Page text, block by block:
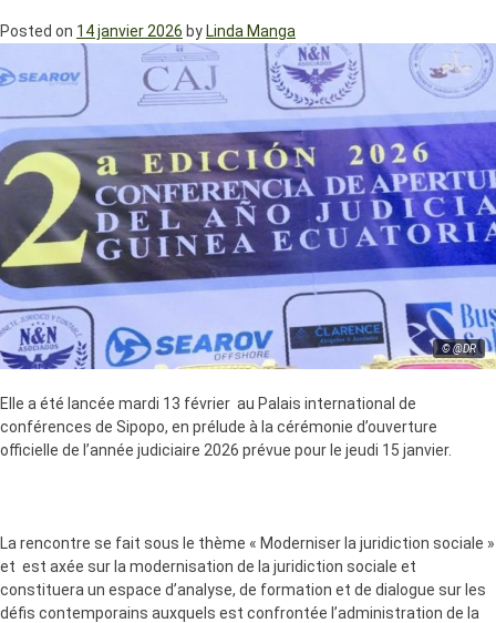
Posted on 14 janvier 2026 by Linda Manga
© @DR
Elle a été lancée mardi 13 février au Palais international de
conférences de Sipopo, en prélude à la cérémonie d’ouverture
officielle de l’année judiciaire 2026 prévue pour le jeudi 15 janvier.
La rencontre se fait sous le thème « Moderniser la juridiction sociale »
et est axée sur la modernisation de la juridiction sociale et
constituera un espace d’analyse, de formation et de dialogue sur les
défis contemporains auxquels est confrontée l’administration de la